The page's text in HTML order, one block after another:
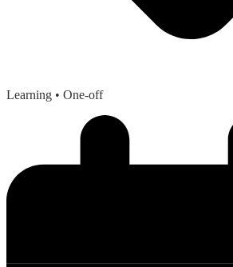
Learning • One-off